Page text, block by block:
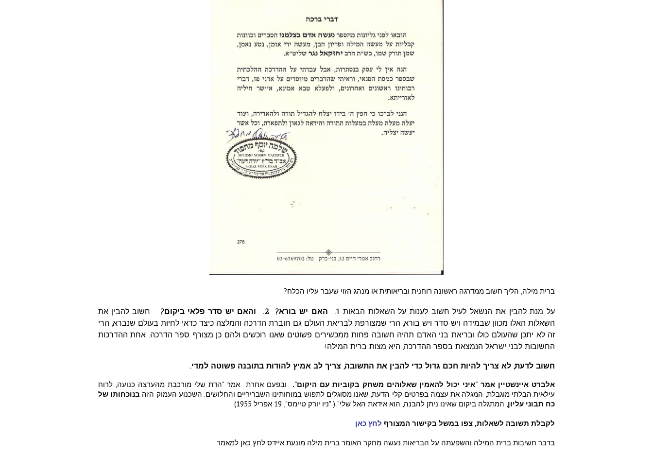
ברית מילה, הליך חשוב ממדרגה ראשונה רוחנית ובריאותית או מנהג הזוי שעבר עליו הכלח?
על מנת להבין את הנשאל לעיל חשוב לענות על השאלות הבאות
חשוב להבין את
השאלות האלו מכוון שבמידה ויש סדר ויש בורא, הרי שמצורפת לבריאת העולם גם חוברת הדרכה והמלצה כיצד כדאי לחיות בעולם שנברא, הרי
זה לא יתכן שהעולם כולו ובריאת בני האדם תהיה חשובה פחות ממכשירים פשוטים שאנו רוכשים ולהם כן מצורף ספר הדרכה. אחת ההדרכות
החשובות לבני ישראל הנמצאת בספר ההדרכה, היא מצות ברית המילה!
חשוב לדעת, לא צריך להיות חכם גדול כדי להבין את התשובה, צריך לב אמיץ להודות בתובנה פשוטה למדי.
אלברט איינשטיין אמר "איני יכול להאמין שאלוהים משחק בקוביות עם היקום". ובפעם אחרת אמר "הדת שלי מורכבת מהערצה כנועה, לרוח
עילאית הבלתי מוגבלת, המגלה את עצמה בפרטים קלי הדעת, שאנו מסוגלים לתפוש במוחותינו השבריריים והחלושים. השכנוע העמוק הזה בנוכחותו של
כח תבוני עליון, המתגלה ביקום שאינו ניתן להבנה, הוא אידאת האל שלי" ( "ניו יורק טיימס", 19 אפריל 1955)
לקבלת תשובה לשאלות, צפו במשל בקישור המצורף לחץ כאן
בדבר חשיבות ברית המילה והשפעתה על הבריאות נעשה מחקר האומר ברית מילה מונעת איידס לחץ כאן למאמר